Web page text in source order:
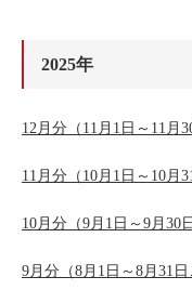
2025年
12月分（11月1日～11月
11月分（10月1日～10月
10月分（9月1日～9月30
9月分（8月1日～8月31